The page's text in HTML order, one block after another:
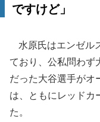
ですけど」
水原氏はエンゼル
ており、公私問わず
だった大谷選手がオ
は、ともにレッドカ
た。